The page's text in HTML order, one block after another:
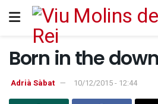
Born in the
Adrià Sàbat 10/12/2015 - 12:44